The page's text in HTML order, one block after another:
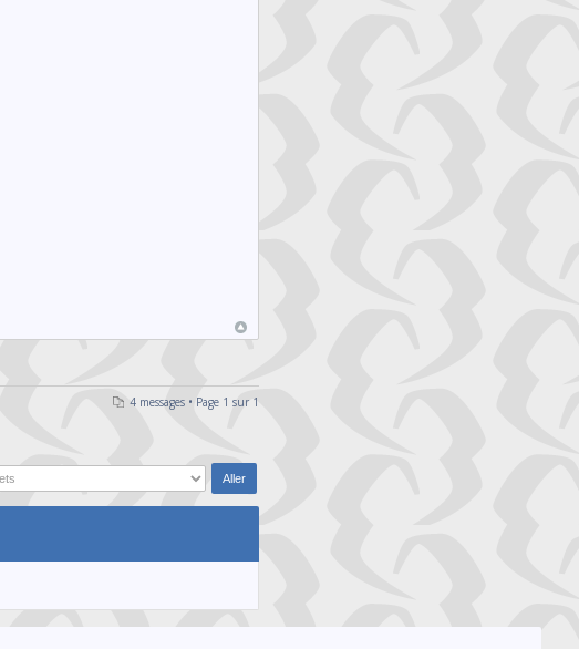
4 messages • Page 1 sur 1